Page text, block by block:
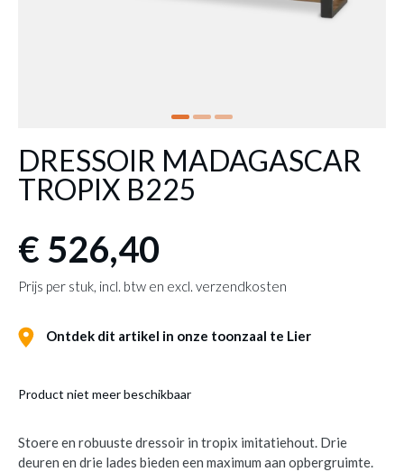
DRESSOIR MADAGASCAR
TROPIX B225
€ 526,40
Prijs per stuk, incl. btw en excl. verzendkosten
Ontdek dit artikel in onze toonzaal te Lier
Product niet meer beschikbaar
Stoere en robuuste dressoir in tropix imitatiehout. Drie
deuren en drie lades bieden een maximum aan opbergruimte.